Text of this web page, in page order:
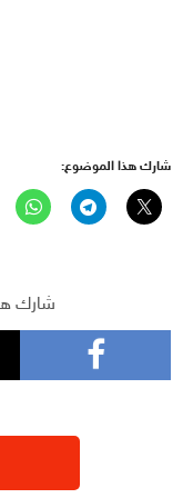
شارك هذا الموضوع:
شارك